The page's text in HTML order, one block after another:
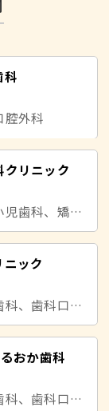
科
腔外科
クリニック
歯科、歯科口腔外科、小児歯科、矯正歯科
ック
歯科、矯正歯科、小児歯科、歯科口腔外科
おか歯科
歯科、矯正歯科、小児歯科、歯科口腔外科